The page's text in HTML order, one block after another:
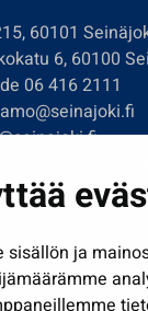
ja
60101
6, 60100
06 416 2111
uutiskirje